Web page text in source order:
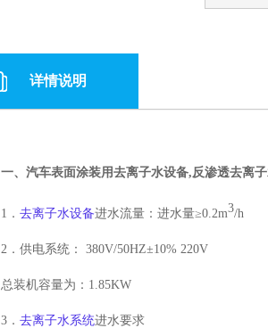
详情说明
一、汽车表面涂装用去离子水设备,反渗透去离
1．去离子水设备进水流量：进水量≥0.2m3/h
2．供电系统：380V/50HZ±10% 220V
总装机容量为： 1.85KW
3．去离子水系统进水要求